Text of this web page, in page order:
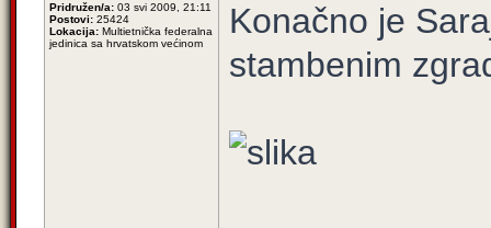
Pridružen/a: 03 svi 2009, 21:11
Postovi: 25424
Lokacija: Multietnička federalna
jedinica sa hrvatskom većinom
Konačno je
stambenim